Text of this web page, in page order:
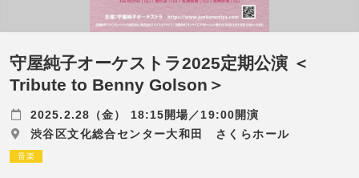
守屋純子オーケストラ2025定期公演 ＜
Tribute to Benny Golson＞
2025.2.28（金） 18:15開場／19:00開演
渋谷区文化総合センター大和田 さくらホール
音楽